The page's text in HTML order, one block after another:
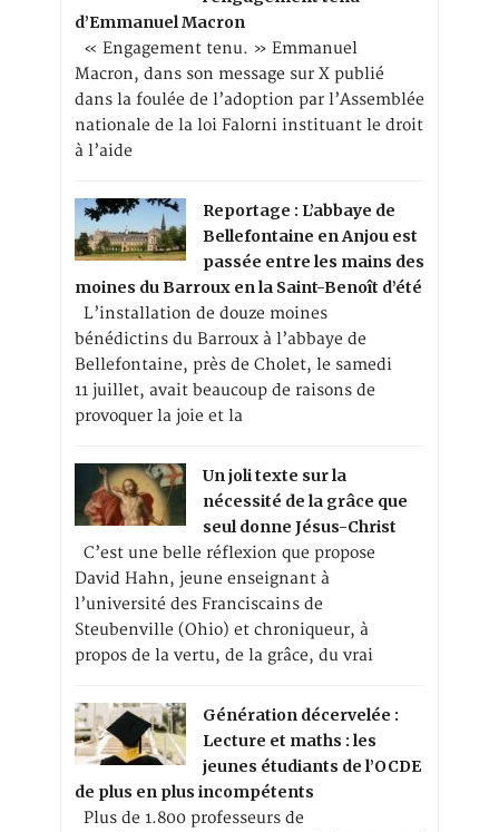
d’Emmanuel Macron
« Engagement tenu. » Emmanuel
Macron, dans son message sur X publié
dans la foulée de l’adoption par l’Assemblée
nationale de la loi Falorni instituant le droit
à l’aide
Reportage : L’abbaye de
Bellefontaine en Anjou est
passée entre les mains des
moines du Barroux en la Saint-Benoît d’été
L’installation de douze moines
bénédictins du Barroux à l’abbaye de
Bellefontaine, près de Cholet, le samedi
11 juillet, avait beaucoup de raisons de
provoquer la joie et la
Un joli texte sur la
nécessité de la grâce que
seul donne Jésus-Christ
C’est une belle réflexion que propose
David Hahn, jeune enseignant à
l’université des Franciscains de
Steubenville (Ohio) et chroniqueur, à
propos de la vertu, de la grâce, du vrai
Génération décervelée :
Lecture et maths : les
jeunes étudiants de l’OCDE
de plus en plus incompétents
Plus de 1.800 professeurs de